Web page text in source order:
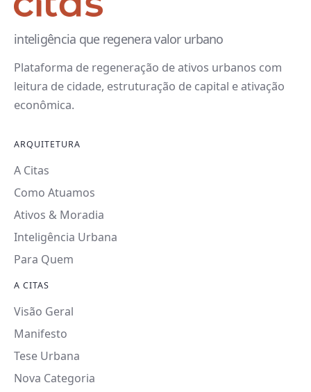
inteligência que regenera valor urbano
Plataforma de regeneração de ativos urbanos com
leitura de cidade, estruturação de capital e ativação
econômica.
ARQUITETURA
A Citas
Como Atuamos
Ativos & Moradia
Inteligência Urbana
Para Quem
A CITAS
Visão Geral
Manifesto
Tese Urbana
Nova Categoria